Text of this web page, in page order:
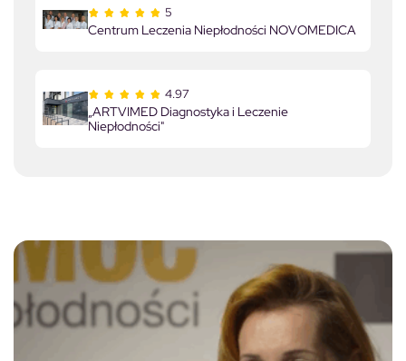
5
Centrum Leczenia Niepłodności NOVOMEDICA
4.97
„ARTVIMED Diagnostyka i Leczenie
Niepłodności"